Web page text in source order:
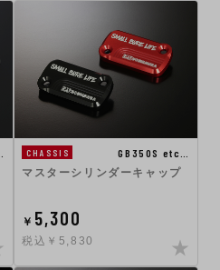
CHASSIS
GB350S etc…
マスターシリンダーキャップ
￥ 5,300
税込￥5,830